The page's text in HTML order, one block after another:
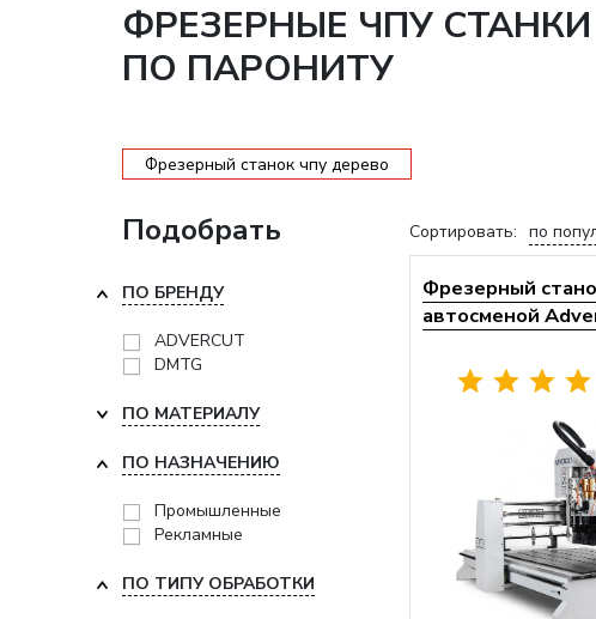
ФРЕЗЕРНЫЕ ЧПУ СТАНКИ
ПО ПАРОНИТУ
Фрезерный станок чпу дерево
Сортировать: по
Фрезерный
автосменой
Подобрать
ПО БРЕНДУ
ADVERCUT
DMTG
ПО МАТЕРИАЛУ
ПО НАЗНАЧЕНИЮ
Промышленные
Рекламные
ПО ТИПУ ОБРАБОТКИ